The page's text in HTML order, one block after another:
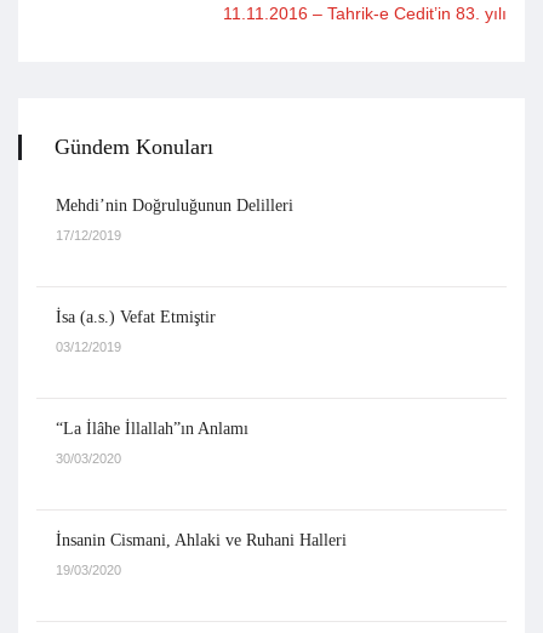
11.11.2016 – Tahrik-e Cedit’in 83. yılı
Gündem Konuları
Mehdi’nin Doğruluğunun Delilleri
17/12/2019
İsa (a.s.) Vefat Etmiştir
03/12/2019
“La İlâhe İllallah”ın Anlamı
30/03/2020
İnsanin Cismani, Ahlaki ve Ruhani Halleri
19/03/2020